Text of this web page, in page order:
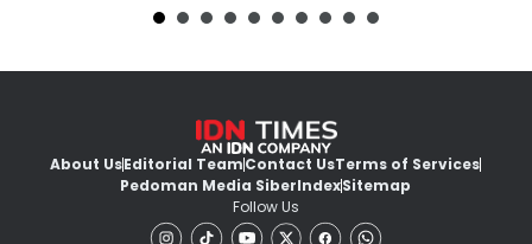
About UsEditorial TeamContact UsTerms of Services
Pedoman Media SiberIndexSitemap
Follow Us